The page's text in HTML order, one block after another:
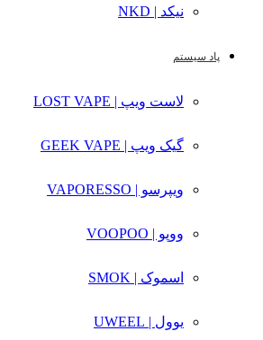
نیکد | NKD
پاد سیستم
لاست ویپ | LOST VAPE
گیک ویپ | GEEK VAPE
ویپرسو | VAPORESSO
ووپو | VOOPOO
اسموک | SMOK
یوول | UWEEL